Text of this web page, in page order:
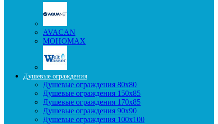
AVACAN
МОНОМАХ
Душевые ограждения
Душевые ограждения 80x80
Душевые ограждения 150x85
Душевые ограждения 170x85
Душевые ограждения 90x90
Душевые ограждения 100x100